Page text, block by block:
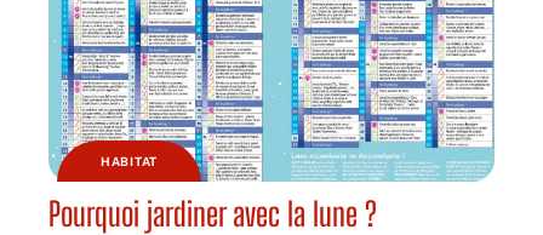
HABITAT
Pourquoi jardiner avec la lune ?